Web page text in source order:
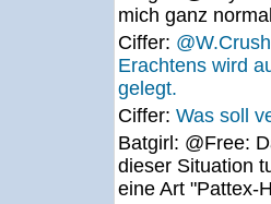
mich ganz
Ciffer:
Erachtens wird
gelegt.
Ciffer: Was soll
Batgirl: @Free:
dieser Situation
eine Art "Pattex-